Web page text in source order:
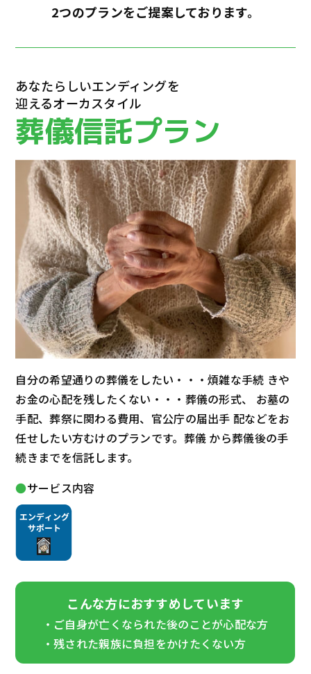
2つのプランをご提案しております。
あなたらしいエンディングを
迎えるオーカスタイル
葬儀信託プラン
自分の希望通りの葬儀をしたい・・・煩雑な手続 きや
お金の心配を残したくない・・・葬儀の形式、 お墓の
手配、葬祭に関わる費用、官公庁の届出手 配などをお
任せしたい方むけのプランです。葬儀 から葬儀後の手
続きまでを信託します。
サービス内容
こんな方におすすめしています
・ご自身が亡くなられた後のことが心配な方
・残された親族に負担をかけたくない方